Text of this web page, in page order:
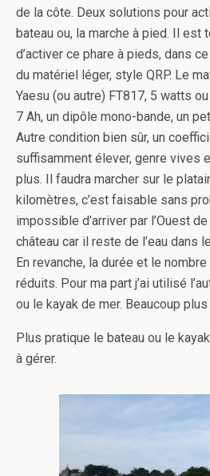
de la côte. Deux solutions pour
bateau ou, la marche à pied. Il est
d’activer ce phare à pieds, dans
du matériel léger, style QRP. Le
Yaesu (ou autre) FT817, 5 watts
7 Ah, un dipôle mono-bande, un
Autre condition bien sûr, un
suffisamment élever, genre vives
plus. Il faudra marcher sur le
kilomètres, c’est faisable sans
impossible d’arriver par l’Ouest
château car il reste de l’eau dans
En revanche, la durée et le
réduits. Pour ma part j’ai utilisé
ou le kayak de mer. Beaucoup plus
Plus pratique le bateau ou le
à gérer.